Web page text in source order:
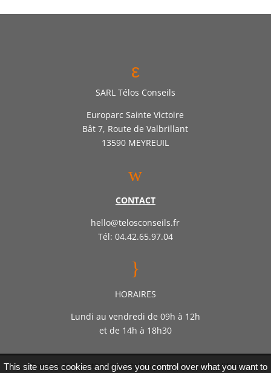
ε
SARL Télos Conseils
Europarc Sainte Victoire
Bât 7, Route de Valbrillant
13590 MEYREUIL
w
CONTACT
hello@telosconseils.fr
Tél: 04.42.65.97.04
}
HORAIRES
Lundi au vendredi de 09h à 12h
et de 14h à 18h30
Société d’expertise comptable par actions simplifiée
This site uses cookies and gives you control over what you want to